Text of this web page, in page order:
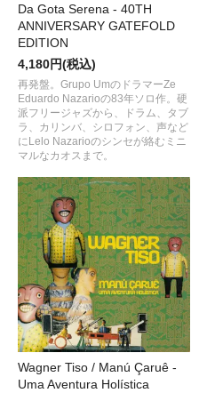
Da Gota Serena - 40TH
ANNIVERSARY GATEFOLD
EDITION
4,180円(税込)
再発盤。Grupo UmのドラマーZe
Eduardo Nazarioの83年ソロ作。硬
派フリージャズから、ドラム、タブ
ラ、カリンバ、シロフォン、声など
にLelo Nazarioのシンセが絡むミニ
マルなカオスまで。
Wagner Tiso / Manú Çaruê -
Uma Aventura Holística